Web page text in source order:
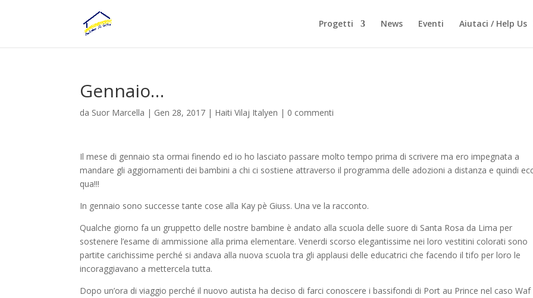
Progetti News Eventi Aiutaci / Help Us
Gennaio…
da Suor Marcella | Gen 28, 2017 | Haiti Vilaj Italyen | 0 commenti
Il mese di gennaio sta ormai finendo ed io ho lasciato passare molto tempo prima di scrivere ma ero impegnata a
mandare gli aggiornamenti dei bambini a chi ci sostiene attraverso il programma delle adozioni a distanza e quindi
qua!!!
In gennaio sono successe tante cose alla Kay pè Giuss. Una ve la racconto.
Qualche giorno fa un gruppetto delle nostre bambine è andato alla scuola delle suore di Santa Rosa da Lima per
sostenere l’esame di ammissione alla prima elementare. Venerdi scorso elegantissime nei loro vestitini colorati sono
partite carichissime perché si andava alla nuova scuola tra gli applausi delle educatrici che facendo il tifo per loro le
incoraggiavano a mettercela tutta.
Dopo un’ora di viaggio perché il nuovo autista ha deciso di farci conoscere i bassifondi di Port au Prince nel caso Waf